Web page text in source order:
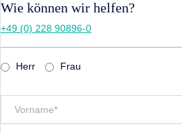
Wie können wir helfen?
+49 (0) 228 90896-0
Herr Frau